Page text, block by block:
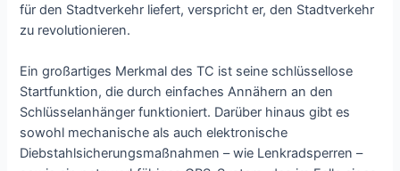
für den Stadtverkehr liefert, verspricht er, den Stadtverkehr
zu revolutionieren.
Ein großartiges Merkmal des TC ist seine schlüssellose
Startfunktion, die durch einfaches Annähern an den
Schlüsselanhänger funktioniert. Darüber hinaus gibt es
sowohl mechanische als auch elektronische
Diebstahlsicherungsmaßnahmen – wie Lenkradsperren –